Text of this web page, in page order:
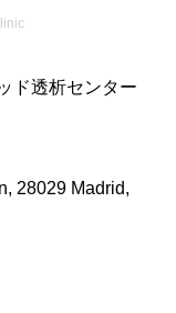
ド透析センター
28029 Madrid,